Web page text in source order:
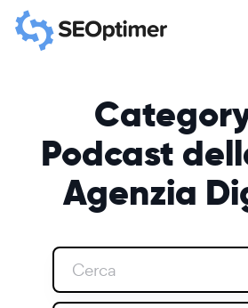
Podcast
Agenzia